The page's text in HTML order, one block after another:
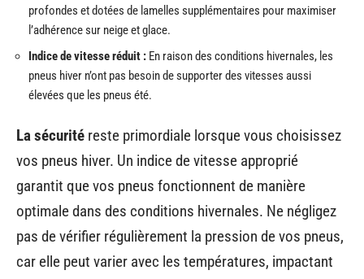
profondes et dotées de lamelles supplémentaires pour maximiser
l’adhérence sur neige et glace.
Indice de vitesse réduit : En raison des conditions hivernales, les
pneus hiver n’ont pas besoin de supporter des vitesses aussi
élevées que les pneus été.
La sécurité reste primordiale lorsque vous choisissez
vos pneus hiver. Un indice de vitesse approprié
garantit que vos pneus fonctionnent de manière
optimale dans des conditions hivernales. Ne négligez
pas de vérifier régulièrement la pression de vos pneus,
car elle peut varier avec les températures, impactant